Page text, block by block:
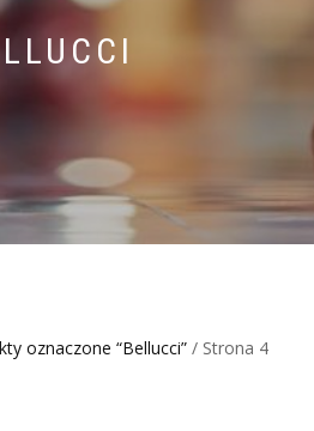
oznaczone “Bellucci” / Strona 4